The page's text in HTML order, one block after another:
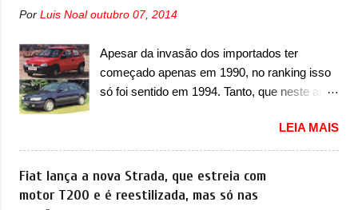
Basicamente sendo o hatch do SUV, o A05
vinculado ao SUV. Na dianteira, ele possui
faróis com um desenho mais retangular, com
um pequeno prolongamento para as laterais.
unidades afetadas precisam retornar a uma
de dois problemas. O primeiro deles será
uma atualização do software do módulo de
controle da bateria (AHCP e HCP). Para
realizada a verificação e, se necessário, a
substituição do motor do ventilador HVAC
(aquecimento, ventilação e ar-condicionado).
A marca também confirmou que “foi
Por Luis Noal outubro 07, 2014
Apesar da invasão dos importados ter
começado apenas em 1990, no ranking isso
só foi sentido em 1994. Tanto, que neste ano,
ao começar pelo Chevrolet Corsa, o mais
destacado deles no ranking que perdurou no
nosso mercado até início de 2012 e com
certeza foi um grandioso lançamento da
LEIA MAIS
Fiat lança a nova Strada, que estreia com
motor T200 e é reestilizada, mas só nas